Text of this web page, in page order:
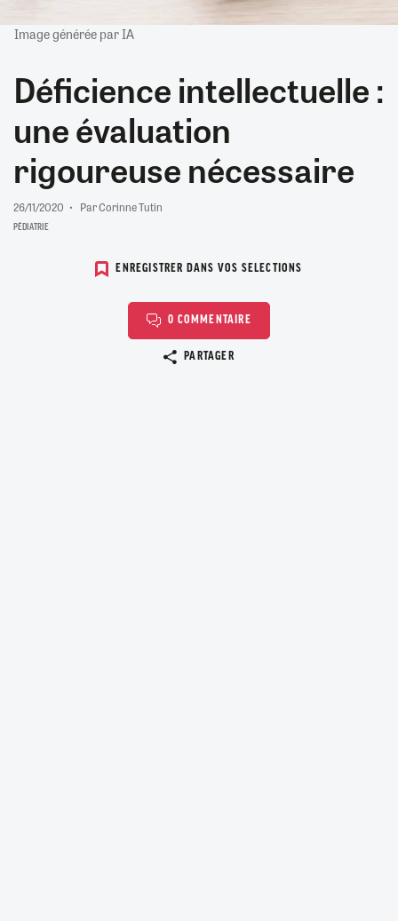
Image générée par IA
Déficience intellectuelle :
une évaluation
rigoureuse nécessaire
26/11/2020 Par Corinne Tutin
PÉDIATRIE
ENREGISTRER DANS VOS SELECTIONS
0 COMMENTAIRE
PARTAGER